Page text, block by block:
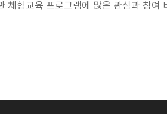
체험교육 프로그램에 많은 관심과 참여